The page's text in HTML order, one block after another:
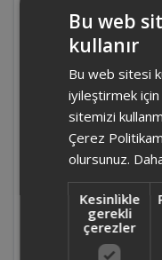
sonra cihaz
AR2076 - Arzum
Fritözü'nün iç
AR2076 - Arzum
Fritözünün
AR2076 - Arzum
Fritözü boyutları
Bu web
kullanır
Bu web sitesi
iyileştirmek
sitemizi
Çerez
olursunuz.
Kesinlikle
gerekli
çerezler